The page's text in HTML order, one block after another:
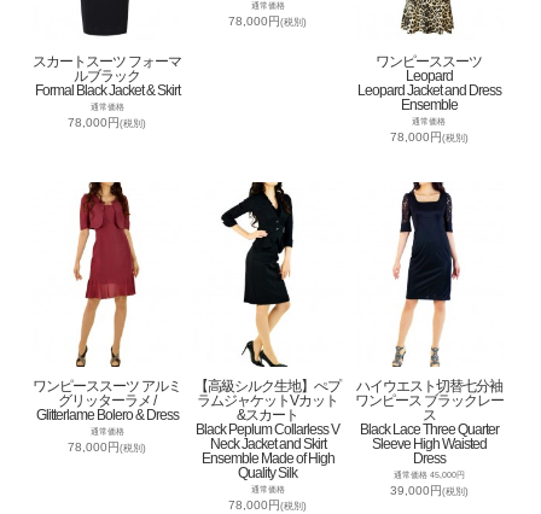
スカートスーツ フォーマ
ルブラック
Formal Black Jacket & Skirt
通常価格
78,000円(税別)
通常価格
78,000円(税別)
ワンピーススーツ
Leopard
Leopard Jacket and Dress
Ensemble
通常価格
78,000円(税別)
ワンピーススーツ アルミ
グリッターラメ /
Glitterlame Bolero & Dress
通常価格
78,000円(税別)
【高級シルク生地】ぺプ
ラムジャケットVカット
&スカート
Black Peplum Collarless V
Neck Jacket and Skirt
Ensemble Made of High
Quality Silk
通常価格
78,000円(税別)
ハイウエスト切替七分袖
ワンピース ブラックレー
ス
Black Lace Three Quarter
Sleeve High Waisted
Dress
通常価格 45,000円
39,000円(税別)